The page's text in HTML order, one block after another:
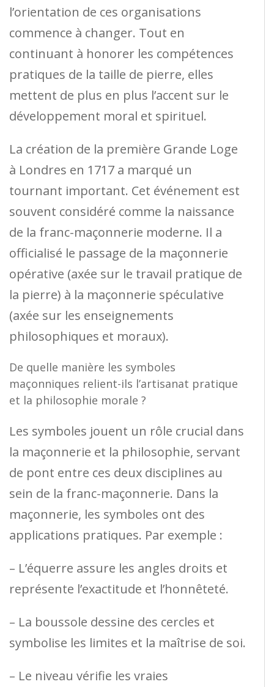
l’orientation de ces organisations
commence à changer. Tout en
continuant à honorer les compétences
pratiques de la taille de pierre, elles
mettent de plus en plus l’accent sur le
développement moral et spirituel.
La création de la première Grande Loge
à Londres en 1717 a marqué un
tournant important. Cet événement est
souvent considéré comme la naissance
de la franc-maçonnerie moderne. Il a
officialisé le passage de la maçonnerie
opérative (axée sur le travail pratique de
la pierre) à la maçonnerie spéculative
(axée sur les enseignements
philosophiques et moraux).
De quelle manière les symboles
maçonniques relient-ils l’artisanat pratique
et la philosophie morale ?
Les symboles jouent un rôle crucial dans
la maçonnerie et la philosophie, servant
de pont entre ces deux disciplines au
sein de la franc-maçonnerie. Dans la
maçonnerie, les symboles ont des
applications pratiques. Par exemple :
– L’équerre assure les angles droits et
représente l’exactitude et l’honnêteté.
– La boussole dessine des cercles et
symbolise les limites et la maîtrise de soi.
– Le niveau vérifie les vraies